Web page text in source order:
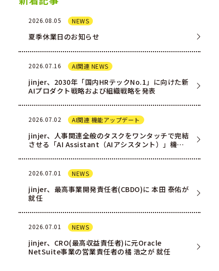
2026.08.05 NEWS
夏季休業日のお知らせ
2026.07.16 AI関連 NEWS
jinjer、2030年「国内HRテックNo.1」に向けた新
AIプロダクト戦略および組織戦略を発表
2026.07.02 AI関連 機能アップデート
jinjer、人事関連全般のタスクをワンタッチで完結
させる「AI Assistant（AIアシスタント）」機能
2026.07.01 NEWS
jinjer、最高事業開発責任者(CBDO)に 本田 泰佑が
就任
2026.07.01 NEWS
jinjer、CRO(最高収益責任者)に元Oracle
NetSuite事業の営業責任者の橘 浩之が 就任